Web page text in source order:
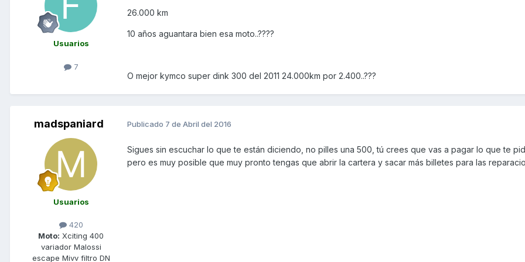
Usuarios
7
26.000 km
10 años aguantara bien esa moto..????
O mejor kymco super dink 300 del 2011 24.000km por 2.400..???
madspaniard
Usuarios
420
Moto: Xciting 400
variador Malossi
escape Mivv filtro DN
Publicado 7 de Abril del 2016
Sigues sin escuchar lo que te están diciendo, no pilles una 500, tú crees que vas a pagar lo que te
pero es muy posible que muy pronto tengas que abrir la cartera y sacar más billetes para las